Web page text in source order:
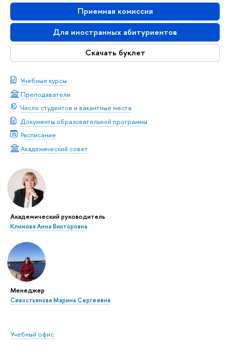
Приемная комиссия
Для иностранных абитуриентов
Скачать буклет
Учебные курсы
Преподаватели
Число студентов и вакантные места
Документы образовательной программы
Расписание
Академический совет
Академический руководитель
Климова Анна Викторовна
Менеджер
Севостьянова Марина Сергеевна
Учебный офис